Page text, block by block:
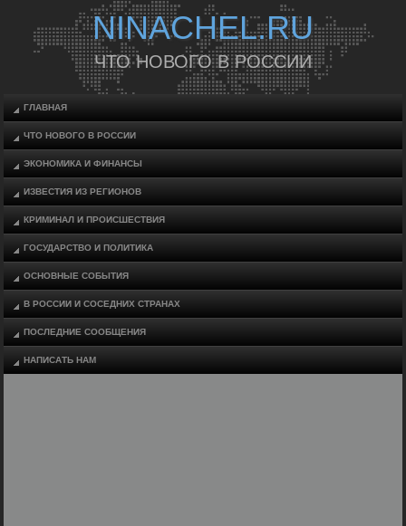
NINACHEL.RU
ЧТО НОВОГО В РОССИИ
ГЛАВНАЯ
ЧТО НОВОГО В РОССИИ
ЭКОНОМИКА И ФИНАНСЫ
ИЗВЕСТИЯ ИЗ РЕГИОНОВ
КРИМИНАЛ И ПРОИСШЕСТВИЯ
ГОСУДАРСТВО И ПОЛИТИКА
ОСНОВНЫЕ СОБЫТИЯ
В РОССИИ И СОСЕДНИХ СТРАНАХ
ПОСЛЕДНИЕ СООБЩЕНИЯ
НАПИСАТЬ НАМ